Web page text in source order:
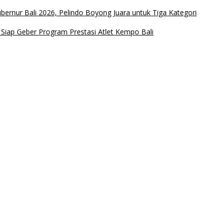
Bali 2026, Pelindo Boyong Juara untuk Tiga Kategori
Geber Program Prestasi Atlet Kempo Bali